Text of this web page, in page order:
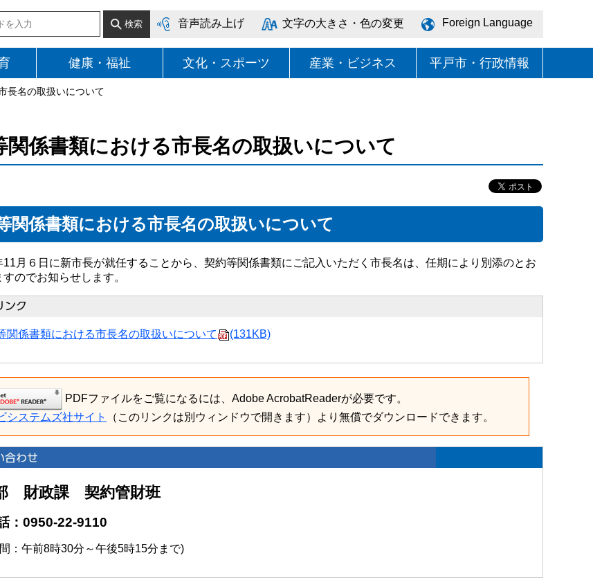
音声読み上げ 文字の大きさ・色の変更 Foreign Language
健康・福祉 文化・スポーツ 産業・ビジネス 平戸市・行政情報
長名の取扱いについて
関係書類における市長名の取扱いについて
関係書類における市長名の取扱いについて
月６日に新市長が就任することから、契約等関係書類にご記入いただく市長名は、任期により別添のとお
すのでお知らせします。
関係書類における市長名の取扱いについて (131KB)
PDFファイルをご覧になるには、Adobe AcrobatReaderが必要です。
システムズ社サイト
（このリンクは別ウィンドウで開きます）より無償でダウンロードできます。
財政課 契約管財班
：0950-22-9110
：午前8時30分～午後5時15分まで)